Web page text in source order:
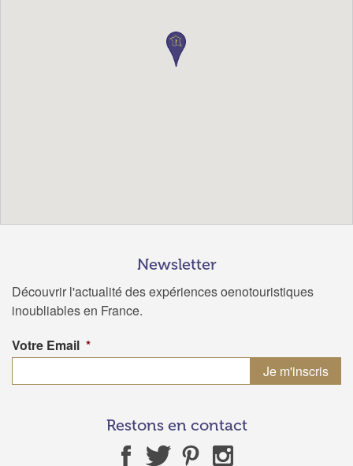
Newsletter
Découvrir l'actualité des expériences oenotouristiques
inoubliables en France.
Votre Email *
Restons en contact